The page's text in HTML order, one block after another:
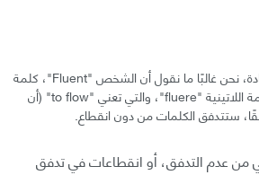
عندما يتكلم شخص لغةً بإجادة، نحن غالبًا ما نقول أن الشخص "Fluent"، كلمة
"Fluent" مستمدة من الكلمة اللاتينية "fluere"، والتي تعني "to flow" (أن
ستتدفق الكلمات من دون انقطاع.
من عدم التدفق، أو انقطاعات في تدفق